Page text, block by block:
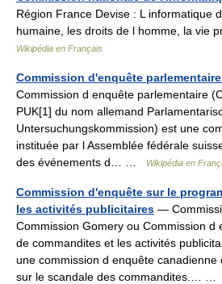
Région France Devise : L informatique
humaine, les droits de l homme, la vie
Wikipédia en Français
Commission d'enquête
Commission d enquête parlementaire
PUK[1] du nom allemand
Untersuchungskommission) est une
instituée par l Assemblée fédérale
des événements d… …
Wikipédia en
Commission d'enquête sur le
les activités publicitaires —
Commission Gomery ou Commission d
de commandites et les activités
une commission d enquête
sur le scandale des commandites.… …